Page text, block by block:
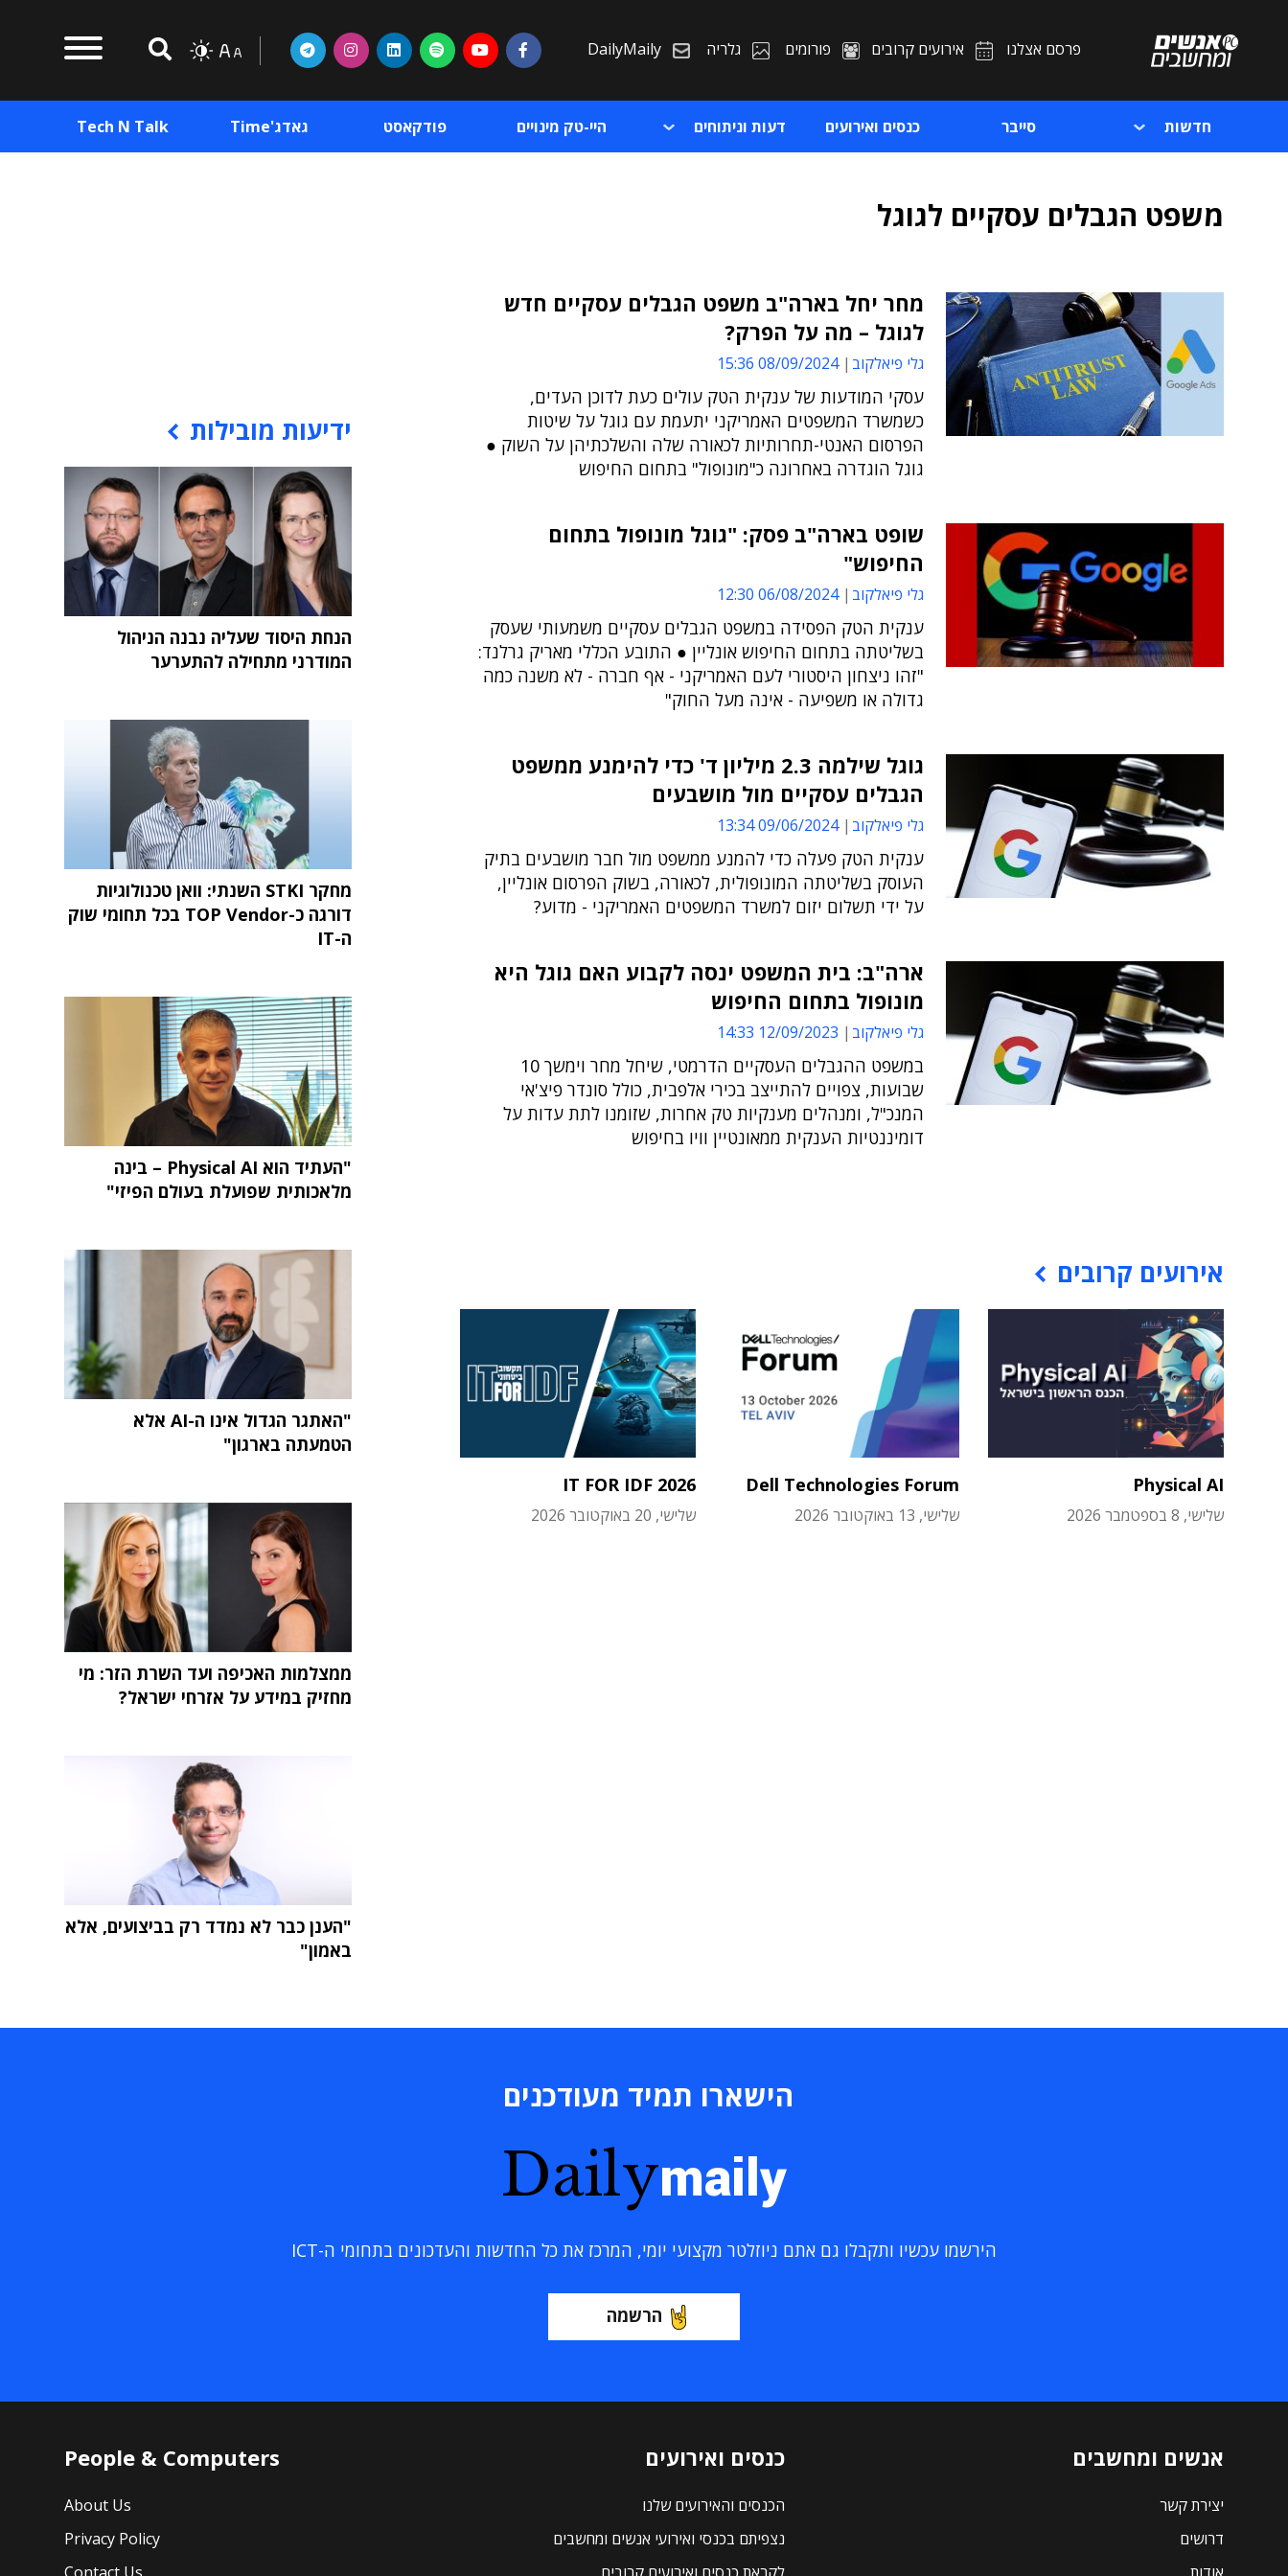
פרסם אצלנו אירועים קרובים פורומים גלריה DailyMaily
חדשות סייבר כנסים ואירועים דעות וניתוחים היי-טק מינויים פודקאסט גאדג'Time Tech N Talk
משפט הגבלים עסקיים לגוגל
מחר יחל בארה"ב משפט הגבלים עסקיים חדש
לגוגל – מה על הפרק?
גלי פיאלקוב 08/09/2024 15:36
עסקי המודעות של ענקית הטק עולים כעת לדוכן העדים,
כשמשרד המשפטים האמריקני יתעמת עם גוגל על ​​שיטות
הפרסום האנטי-תחרותיות לכאורה שלה והשלכתיהן על השוק ●
גוגל הוגדרה באחרונה כ"מונופול" בתחום החיפוש
שופט בארה"ב פסק: "גוגל מונופול בתחום
החיפוש"
גלי פיאלקוב 06/08/2024 12:30
ענקית הטק הפסידה במשפט הגבלים עסקיים משמעותי שעסק
בשליטתה בתחום החיפוש אונליין ● התובע הכללי מאריק גרלנד:
"זהו ניצחון היסטורי לעם האמריקני - אף חברה - לא משנה כמה
גדולה או משפיעה - אינה מעל החוק"
גוגל שילמה 2.3 מיליון ד' כדי להימנע ממשפט
הגבלים עסקיים מול מושבעים
גלי פיאלקוב 09/06/2024 13:34
ענקית הטק פעלה כדי להמנע ממשפט מול חבר מושבעים בתיק
העוסק בשליטתה המונופולית, לכאורה, בשוק הפרסום אונליין,
על ידי תשלום יזום למשרד המשפטים האמריקני - מדוע?
ארה"ב: בית המשפט ינסה לקבוע האם גוגל היא
מונופול בתחום החיפוש
גלי פיאלקוב 12/09/2023 14:33
במשפט ההגבלים העסקיים הדרמטי, שיחל מחר וימשך 10
שבועות, צפויים להתייצב בכירי אלפבית, כולל סונדר פיצ'אי
המנכ"ל, ומנהלים מענקיות טק אחרות, שזומנו לתת עדות על
דומיננטיות הענקית ממאונטיין וויו בחיפוש
אירועים קרובים
Physical AI
שלישי, 8 בספטמבר 2026
Dell Technologies Forum
שלישי, 13 באוקטובר 2026
IT FOR IDF 2026
שלישי, 20 באוקטובר 2026
ידיעות מובילות
הנחת היסוד שעליה נבנה הניהול
המודרני מתחילה להתערער
מחקר STKI השנתי: וואן טכנולוגיות
דורגה כ-TOP Vendor בכל תחומי שוק
ה-IT
"העתיד הוא Physical AI – בינה
מלאכותית שפועלת בעולם הפיזי"
"האתגר הגדול אינו ה-AI אלא
הטמעתה בארגון"
ממצלמות האכיפה ועד השרת הזר: מי
מחזיק במידע על אזרחי ישראל?
"הענן כבר לא נמדד רק בביצועים, אלא
באמון"
הישארו תמיד מעודכנים
Dailymaily
הירשמו עכשיו ותקבלו גם אתם ניוזלטר מקצועי יומי, המרכז את כל החדשות והעדכונים בתחומי ה-ICT
הרשמה
אנשים ומחשבים
יצירת קשר
דרושים
כנסים ואירועים
הכנסים והאירועים שלנו
נצפיתם בכנסי ואירועי אנשים ומחשבים
People & Computers
About Us
Privacy Policy